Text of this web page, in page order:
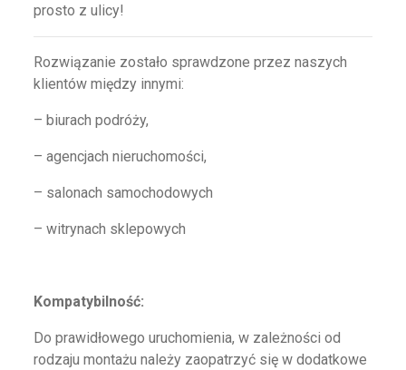
prosto z ulicy!
Rozwiązanie zostało sprawdzone przez naszych
klientów między innymi:
– biurach podróży,
– agencjach nieruchomości,
– salonach samochodowych
– witrynach sklepowych
Kompatybilność:
Do prawidłowego uruchomienia, w zależności od
rodzaju montażu należy zaopatrzyć się w dodatkowe